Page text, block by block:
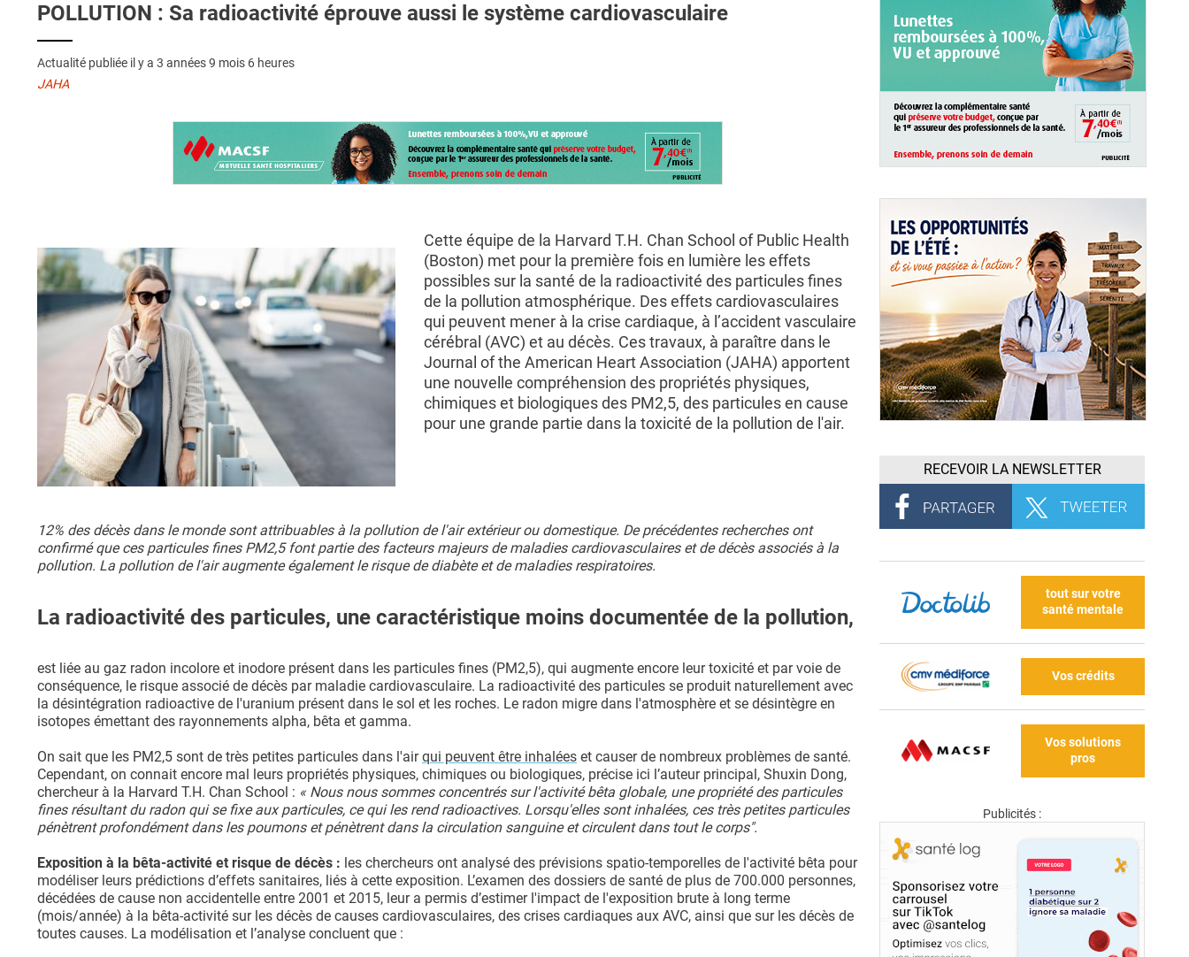
POLLUTION : Sa radioactivité éprouve aussi le système cardiovasculaire
Actualité publiée il y a 3 années 9 mois 6 heures
JAHA
Cette équipe de la Harvard T.H. Chan School of Public Health
(Boston) met pour la première fois en lumière les effets
possibles sur la santé de la radioactivité des particules fines
de la pollution atmosphérique. Des effets cardiovasculaires
qui peuvent mener à la crise cardiaque, à l’accident vasculaire
cérébral (AVC) et au décès. Ces travaux, à paraître dans le
Journal of the American Heart Association (JAHA) apportent
une nouvelle compréhension des propriétés physiques,
chimiques et biologiques des PM2,5, des particules en cause
pour une grande partie dans la toxicité de la pollution de l'air.
12% des décès dans le monde sont attribuables à la pollution de l'air extérieur ou domestique. De précédentes recherches ont
confirmé que ces particules fines PM2,5 font partie des facteurs majeurs de maladies cardiovasculaires et de décès associés à la
pollution. La pollution de l'air augmente également le risque de diabète et de maladies respiratoires.
La radioactivité des particules, une caractéristique moins documentée de la pollution,
est liée au gaz radon incolore et inodore présent dans les particules fines (PM2,5), qui augmente encore leur toxicité et par voie de
conséquence, le risque associé de décès par maladie cardiovasculaire. La radioactivité des particules se produit naturellement avec
la désintégration radioactive de l'uranium présent dans le sol et les roches. Le radon migre dans l'atmosphère et se désintègre en
isotopes émettant des rayonnements alpha, bêta et gamma.
On sait que les PM2,5 sont de très petites particules dans l'airqui peuvent être inhalées et causer de nombreux problèmes de santé.
Cependant, on connait encore mal leurs propriétés physiques, chimiques ou biologiques, précise ici l’auteur principal, Shuxin Dong,
chercheur à la Harvard T.H. Chan School : « Nous nous sommes concentrés sur l'activité bêta globale, une propriété des particules
fines résultant du radon qui se fixe aux particules, ce qui les rend radioactives. Lorsqu'elles sont inhalées, ces très petites particules
pénètrent profondément dans les poumons et pénètrent dans la circulation sanguine et circulent dans tout le corps".
Exposition à la bêta-activité et risque de décès : les chercheurs ont analysé des prévisions spatio-temporelles de l'activité bêta pour
modéliser leurs prédictions d’effets sanitaires, liés à cette exposition. L’examen des dossiers de santé de plus de 700.000 personnes,
décédées de cause non accidentelle entre 2001 et 2015, leur a permis d’estimer l'impact de l'exposition brute à long terme
(mois/année) à la bêta-activité sur les décès de causes cardiovasculaires, des crises cardiaques aux AVC, ainsi que sur les décès de
toutes causes. La modélisation et l’analyse concluent que :
RECEVOIR LA NEWSLETTER
tout sur votre
santé mentale
Vos crédits
Vos solutions
pros
Publicités :